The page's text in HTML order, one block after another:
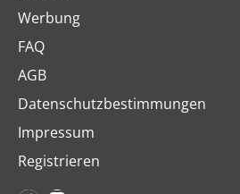
Werbung
FAQ
AGB
Datenschutzbestimmungen
Impressum
Registrieren